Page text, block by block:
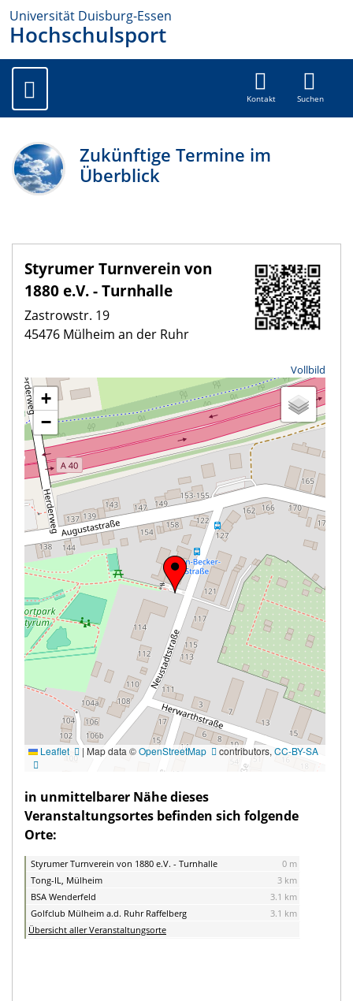
Universität Duisburg-Essen
Hochschulsport
Kontakt Suchen
Zukünftige Termine im
Überblick
Styrumer Turnverein von
1880 e.V. - Turnhalle
Zastrowstr. 19
45476 Mülheim an der Ruhr
Vollbild
+
−
Leaflet | Map data ©OpenStreetMap contributors, CC-BY-SA
in unmittelbarer Nähe dieses
Veranstaltungsortes befinden sich folgende
Orte:
Styrumer Turnverein von 1880 e.V. - Turnhalle
0 m
Tong-IL, Mülheim
3 km
BSA Wenderfeld
3.1 km
Golfclub Mülheim a.d. Ruhr Raffelberg
3.1 km
Übersicht aller Veranstaltungsorte